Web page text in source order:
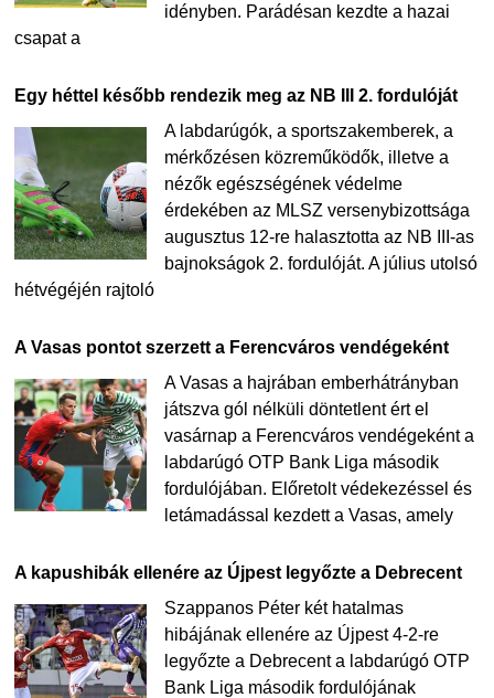
idényben. Parádésan kezdte a hazai
csapat a
Egy héttel később rendezik meg az NB III 2. fordulóját
A labdarúgók, a sportszakemberek, a
mérkőzésen közreműködők, illetve a
nézők egészségének védelme
érdekében az MLSZ versenybizottsága
augusztus 12-re halasztotta az NB III-as
bajnokságok 2. fordulóját. A július utolsó
hétvégéjén rajtoló
A Vasas pontot szerzett a Ferencváros vendégeként
A Vasas a hajrában emberhátrányban
játszva gól nélküli döntetlent ért el
vasárnap a Ferencváros vendégeként a
labdarúgó OTP Bank Liga második
fordulójában. Előretolt védekezéssel és
letámadással kezdett a Vasas, amely
A kapushibák ellenére az Újpest legyőzte a Debrecent
Szappanos Péter két hatalmas
hibájának ellenére az Újpest 4-2-re
legyőzte a Debrecent a labdarúgó OTP
Bank Liga második fordulójának